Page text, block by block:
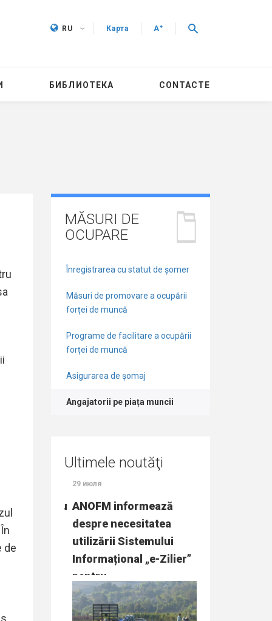
RU Карта A+
БИБЛИОТЕКА CONTACTE
de
MĂSURI DE
OCUPARE
Înregistrarea cu statut de șomer
Măsuri de promovare a ocupării
forței de muncă
Programe de facilitare a ocupării
forței de muncă
Asigurarea de șomaj
Angajatorii pe piața muncii
Ultimele noutăţi
pentru
de
concurs
29 июля
ANOFM informează
despre necesitatea
utilizării Sistemului
Informațional „e-Zilier”
pentru…